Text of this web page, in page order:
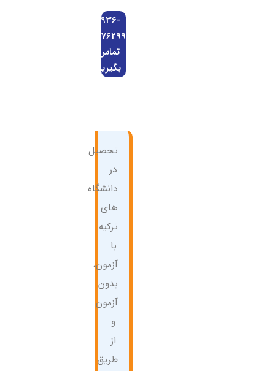
0936-
0676299
تماس
بگیرید
تحصیل
در
دانشگاه
های
ترکیه
با
آزمون،
بدون
آزمون
و
از
طریق